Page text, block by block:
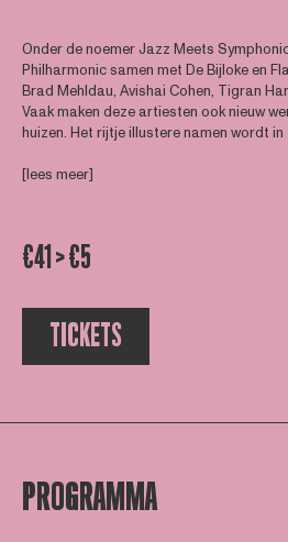
Onder de noemer Jazz Meets
Philharmonic samen met De Bijloke en
Brad Mehldau, Avishai Cohen, Tigran
Vaak maken deze artiesten ook nieuw
huizen. Het rijtje illustere namen wordt in
[lees meer]
€41 > €5
TICKETS
PROGRAMMA